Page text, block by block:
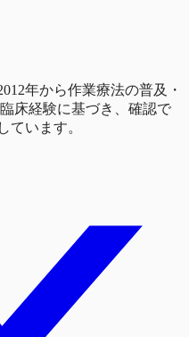
年から作業療法の普及・
床経験に基づき、確認で
ています。